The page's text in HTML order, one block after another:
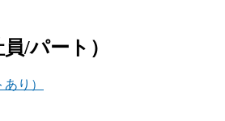
員/パート）
り）